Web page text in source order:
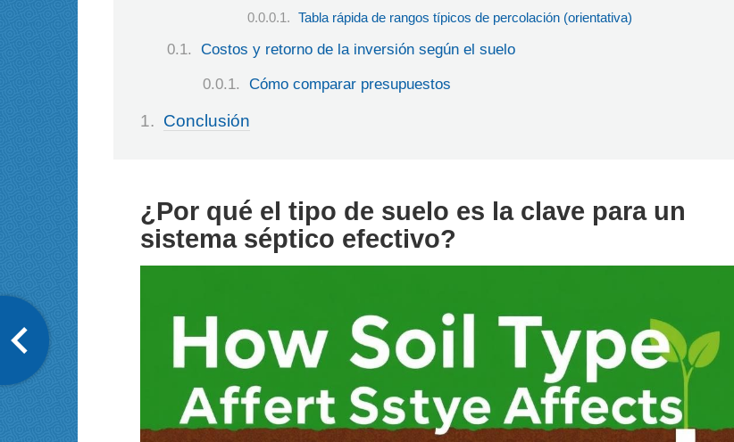
Tabla rápida de rangos típicos de percolación (orientativa)
Costos y retorno de la inversión según el suelo
Cómo comparar presupuestos
Conclusión
¿Por qué el tipo de suelo es la clave para un
sistema séptico efectivo?